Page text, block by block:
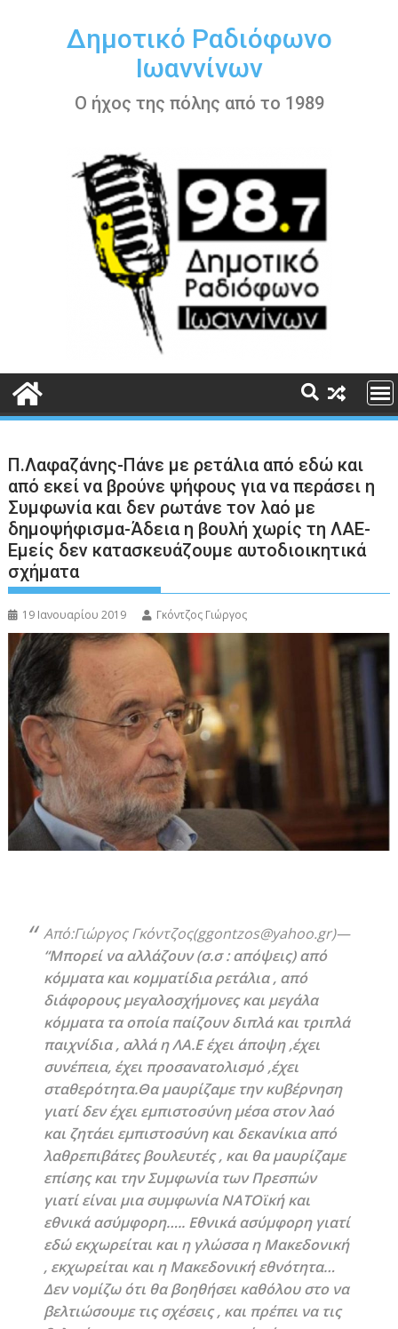
περιεχόμενοΔημοτικό Ραδιόφωνο
Ιωαννίνων
Ο ήχος της πόλης από το 1989
Π.Λαφαζάνης-Πάνε με ρετάλια από εδώ και
από εκεί να βρούνε ψήφους για να περάσει η
Συμφωνία και δεν ρωτάνε τον λαό με
δημοψήφισμα-Άδεια η βουλή χωρίς τη ΛΑΕ-
Εμείς δεν κατασκευάζουμε αυτοδιοικητικά
σχήματα
19 Ιανουαρίου 2019 Γκόντζος Γιώργος
Από:Γιώργος Γκόντζος(ggontzos@yahoo.gr)—
“Μπορεί να αλλάζουν (σ.σ : απόψεις) από
κόμματα και κομματίδια ρετάλια , από
διάφορους μεγαλοσχήμονες και μεγάλα
κόμματα τα οποία παίζουν διπλά και τριπλά
παιχνίδια , αλλά η ΛΑ.Ε έχει άποψη ,έχει
συνέπεια, έχει προσανατολισμό ,έχει
σταθερότητα.Θα μαυρίζαμε την κυβέρνηση
γιατί δεν έχει εμπιστοσύνη μέσα στον λαό
και ζητάει εμπιστοσύνη και δεκανίκια από
λαθρεπιβάτες βουλευτές , και θα μαυρίζαμε
επίσης και την Συμφωνία των Πρεσπών
γιατί είναι μια συμφωνία ΝΑΤΟϊκή και
εθνικά ασύμφορη….. Εθνικά ασύμφορη γιατί
εδώ εκχωρείται και η γλώσσα η Μακεδονική
, εκχωρείται και η Μακεδονική εθνότητα…
Δεν νομίζω ότι θα βοηθήσει καθόλου στο να
βελτιώσουμε τις σχέσεις , και πρέπει να τις